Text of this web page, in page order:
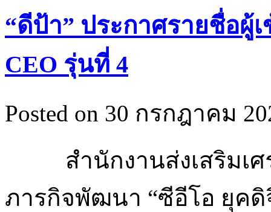
“ดีป้า” ประกาศรายชื่อผู้
CEO รุ่นที่ 4
Posted on 30 กรกฎาคม
สำนักงานส่งเสริมเ
ภารกิจพัฒนา “ซีอีโอ ยุคดิ